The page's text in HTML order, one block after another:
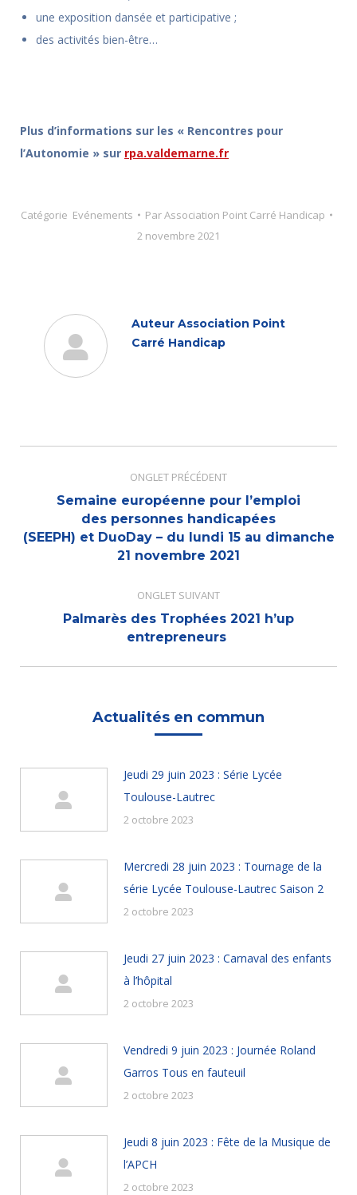
une exposition dansée et participative ;
des activités bien-être…
Plus d’informations sur les « Rencontres pour
l’Autonomie » sur rpa.valdemarne.fr
Catégorie Evénements ParAssociation Point Carré Handicap
2 novembre 2021
Auteur Association Point
Carré Handicap
commentaire
ONGLET PRÉCÉDENT
Onglet
précédent
Semaine européenne pour l’emploi
des personnes handicapées
(SEEPH) et DuoDay – du lundi 15 au dimanche
21 novembre 2021
ONGLET SUIVANT
Onglet
Palmarès des Trophées 2021 h’up
entrepreneurs
Actualités en commun
Jeudi 29 juin 2023 : Série Lycée
Toulouse-Lautrec
2 octobre 2023
Mercredi 28 juin 2023 : Tournage de la
série Lycée Toulouse-Lautrec Saison 2
2 octobre 2023
Jeudi 27 juin 2023 : Carnaval des enfants
à l’hôpital
2 octobre 2023
Vendredi 9 juin 2023 : Journée Roland
Garros Tous en fauteuil
2 octobre 2023
Jeudi 8 juin 2023 : Fête de la Musique de
l’APCH
2 octobre 2023